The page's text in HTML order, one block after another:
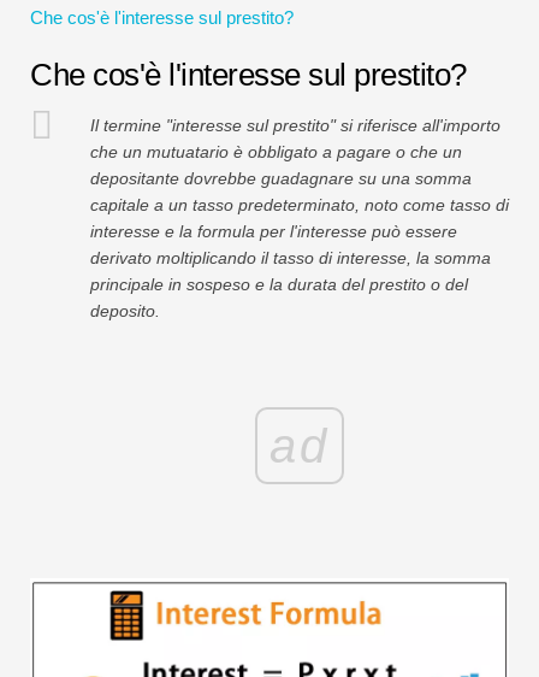
Tutorial sulla modellazione finanziaria
Modulo completo
Tutorial sulla gestione del rischio
Che cos'è l'interesse sul prestito?
Che cos'è l'interesse sul prestito?
Il termine "interesse sul prestito" si riferisce all'importo
che un mutuatario è obbligato a pagare o che un
depositante dovrebbe guadagnare su una somma
capitale a un tasso predeterminato, noto come tasso di
interesse e la formula per l'interesse può essere
derivato moltiplicando il tasso di interesse, la somma
principale in sospeso e la durata del prestito o del
deposito.
ad